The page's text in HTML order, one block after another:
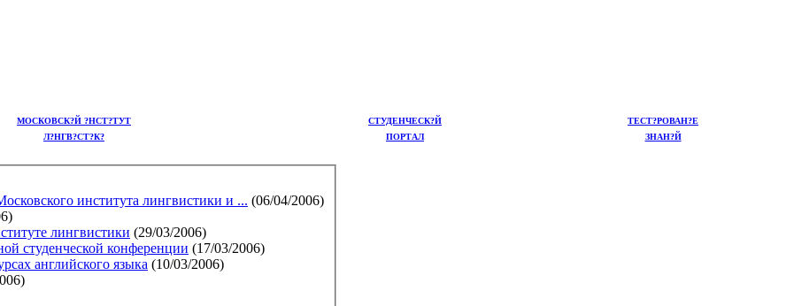
МОСКОВСК?Й ?НСТ?ТУТ
Л?НГВ?СТ?К?
СТУДЕНЧЕСК?Й
ПОРТАЛ
ТЕСТ?РОВАН?Е
ЗНАН?Й
института лингвистики и ... (06/04/2006)
лингвистики (29/03/2006)
студенческой конференции (17/03/2006)
английского языка (10/03/2006)